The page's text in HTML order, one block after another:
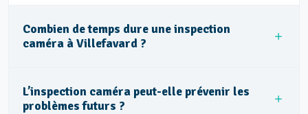
Combien de temps dure une inspection
caméra à Villefavard ?
L’inspection caméra peut-elle prévenir les
problèmes futurs ?